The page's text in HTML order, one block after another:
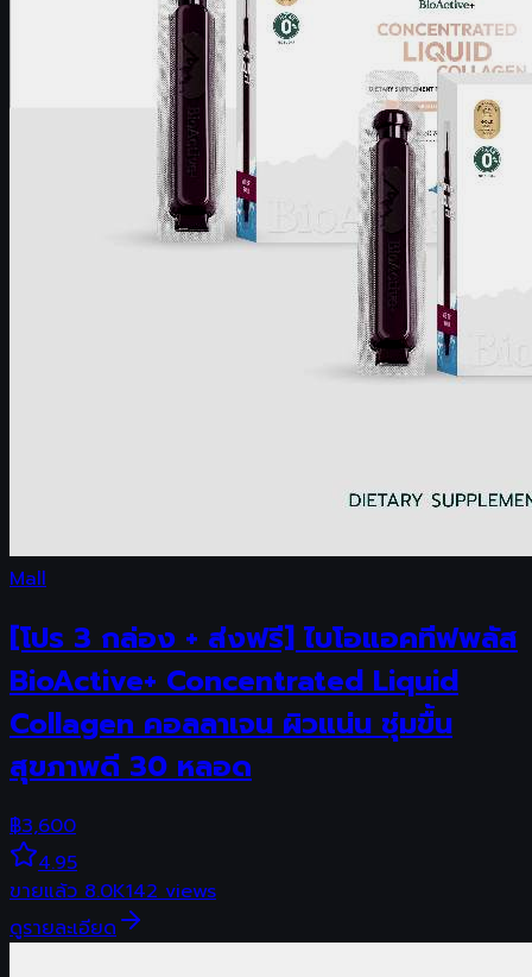
Mall
[โปร 3 กล่อง + ส่งฟรี] ไบโอแอคทีฟพลัส
BioActive+ Concentrated Liquid
Collagen คอลลาเจน ผิวแน่น ชุ่มขื้น
สุขภาพดี 30 หลอด
฿3,600
4.95
ขายแล้ว8.0K142views
ดูรายละเอียด